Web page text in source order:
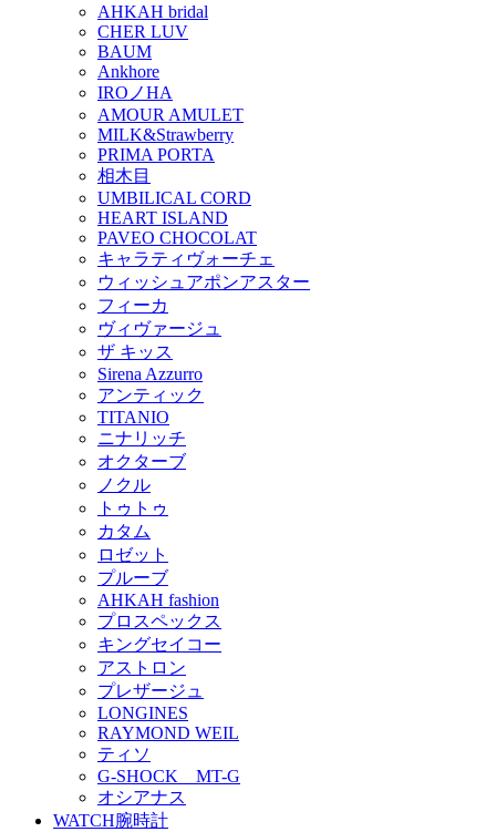
AHKAH bridal
CHER LUV
BAUM
Ankhore
IROノHA
AMOUR AMULET
MILK&Strawberry
PRIMA PORTA
相木目
UMBILICAL CORD
HEART ISLAND
PAVEO CHOCOLAT
キャラティヴォーチェ
ウィッシュアポンアスター
フィーカ
ヴィヴァージュ
ザ キッス
Sirena Azzurro
アンティック
TITANIO
ニナリッチ
オクターブ
ノクル
トゥトゥ
カタム
ロゼット
プルーブ
AHKAH fashion
プロスペックス
キングセイコー
アストロン
プレザージュ
LONGINES
RAYMOND WEIL
ティソ
G-SHOCK MT-G
オシアナス
WATCH腕時計